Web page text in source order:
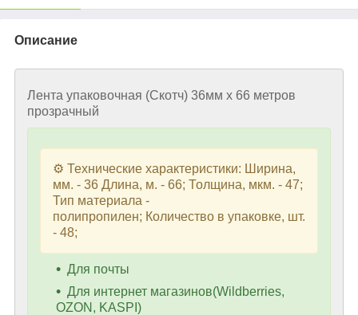
Описание
Лента упаковочная (Скотч) 36мм х 66 метров
прозрачный
⚙️ Технические характеристики: Ширина,
мм. - 36 Длина, м. - 66; Толщина, мкм. - 47;
Тип материала -
полипропилен; Количество в упаковке, шт.
- 48;
Для почты
Для интернет магазинов(Wildberries,
OZON, KASPI)